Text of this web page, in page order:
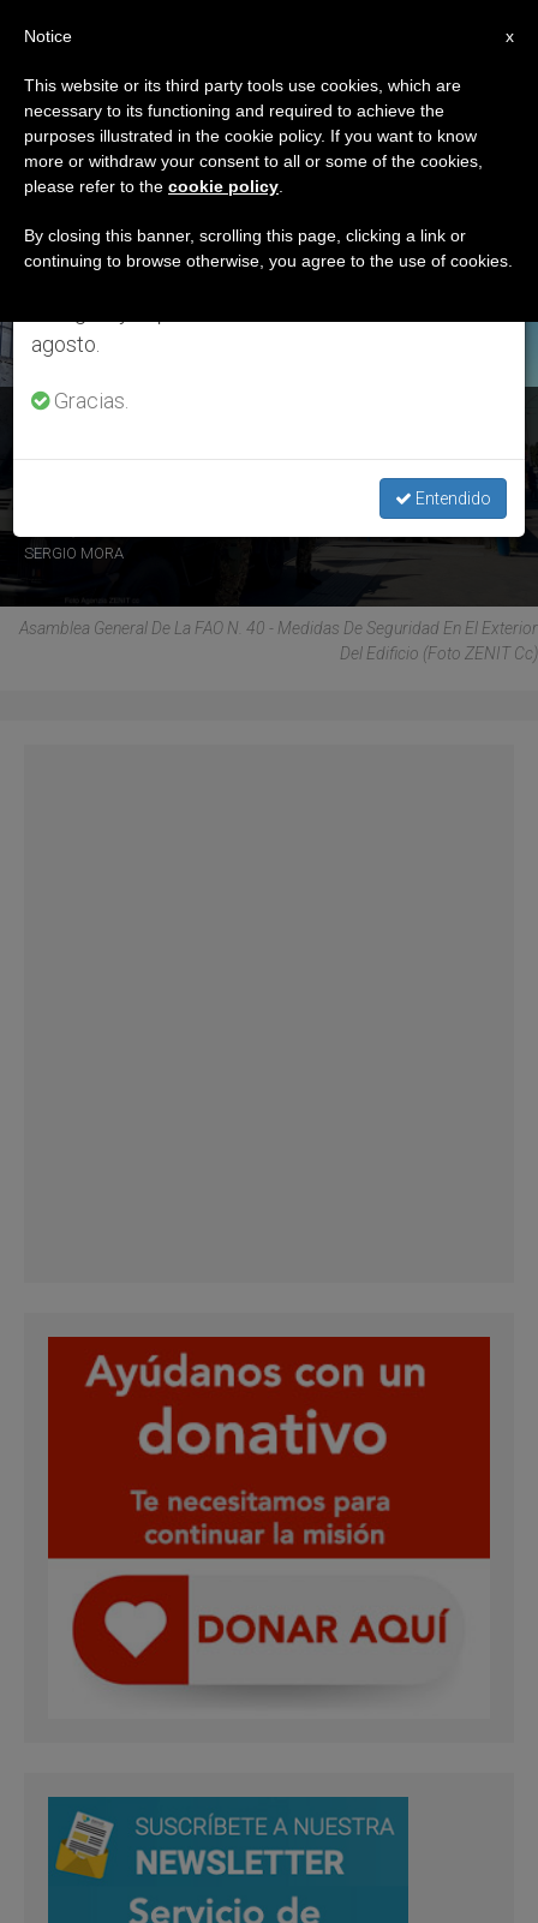
ETIQUETA
Posts Tagged ‘general’
ÚLTIMAS NOTICIAS
SERGIO MORA
Asamblea General De La FAO N. 40 - Medidas De Seguridad En El Exterior
Del Edificio (Foto ZENIT Cc)
×
Aviso importante
Del 27 de julio al 7 de agosto haremos la pausa
anual, aprovechando que en el periodo de verano
se generan menos informaciones y también el
agosto.
Gracias.
Entendido
x
Notice
This website or its third party tools use cookies, which are
necessary to its functioning and required to achieve the
purposes illustrated in the cookie policy. If you want to know
more or withdraw your consent to all or some of the cookies,
please refer to the cookie policy
By closing this banner, scrolling this page, clicking a link or
continuing to browse otherwise, you agree to the use of cookies.